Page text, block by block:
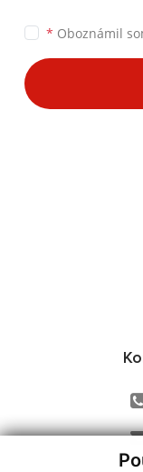
* Oboznámil